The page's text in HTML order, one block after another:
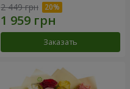
2 449 грн
Заказать